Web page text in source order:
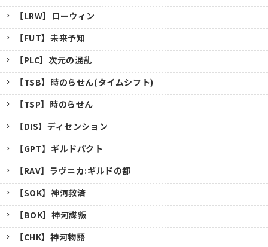
【LRW】ローウィン
【FUT】未来予知
【PLC】次元の混乱
【TSB】時のらせん(タイムシフト)
【TSP】時のらせん
【DIS】ディセンション
【GPT】ギルドパクト
【RAV】ラヴニカ:ギルドの都
【SOK】神河救済
【BOK】神河謀叛
【CHK】神河物語